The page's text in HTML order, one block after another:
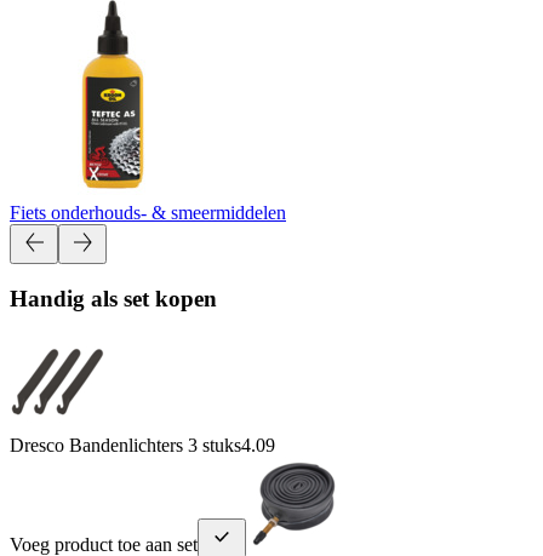
Fiets onderhouds- & smeermiddelen
Handig als set kopen
Dresco Bandenlichters 3 stuks4.09
Voeg product toe aan set